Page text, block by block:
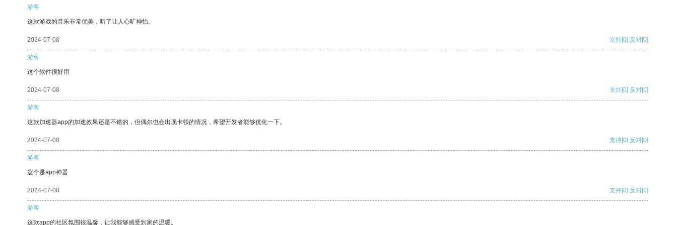
游客
这款游戏的音乐非常优美，听了让人心旷神怡。
2024-07-08 支持[0] 反对[0]
游客
这个软件很好用
2024-07-08 支持[0] 反对[0]
游客
这款加速器app的加速效果还是不错的，但偶尔也会出现卡顿的情况，希望开发者能够优化一下。
2024-07-08 支持[0] 反对[0]
游客
这个是app神器
2024-07-08 支持[0] 反对[0]
游客
这款app的社区氛围很温馨，让我能够感受到家的温暖。